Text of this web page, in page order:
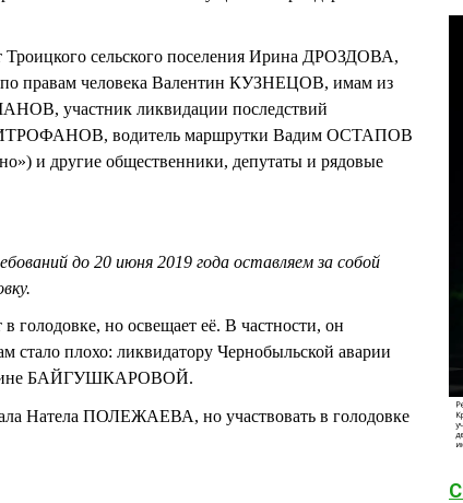
Троицкого сельского поселения Ирина ДРОЗДОВА,
по правам человека Валентин КУЗНЕЦОВ, имам из
участник ликвидации последствий
водитель маршрутки Вадим ОСТАПОВ
и другие общественники, депутаты и рядовые
до 20 июня 2019 года оставляем за собой
но освещает её. В частности, он
стало плохо: ликвидатору Чернобыльской аварии
БАЙГУШКАРОВОЙ.
Натела ПОЛЕЖАЕВА, но участвовать в голодовке